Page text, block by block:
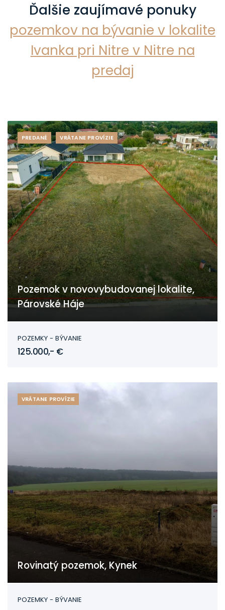
Ďalšie zaujímavé ponuky
pozemkov na bývanie v lokalite
Ivanka pri Nitre v Nitre na
predaj
PREDANÉ VRÁTANE PROVÍZIE
Pozemok v novovybudovanej lokalite,
Párovské Háje
POZEMKY - BÝVANIE
125.000,- €
VRÁTANE PROVÍZIE
Rovinatý pozemok, Kynek
POZEMKY - BÝVANIE